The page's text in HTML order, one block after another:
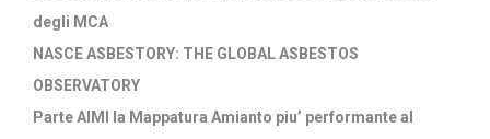
degli MCA
NASCE ASBESTORY: THE GLOBAL ASBESTOS
OBSERVATORY
Parte AIMI la Mappatura Amianto piu’ performante al